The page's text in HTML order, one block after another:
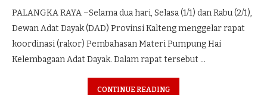
PALANGKA RAYA –Selama dua hari, Selasa (1/1) dan Rabu (2/1),
Dewan Adat Dayak (DAD) Provinsi Kalteng menggelar rapat
koordinasi (rakor) Pembahasan Materi Pumpung Hai
Kelembagaan Adat Dayak. Dalam rapat tersebut …
CONTINUE READING